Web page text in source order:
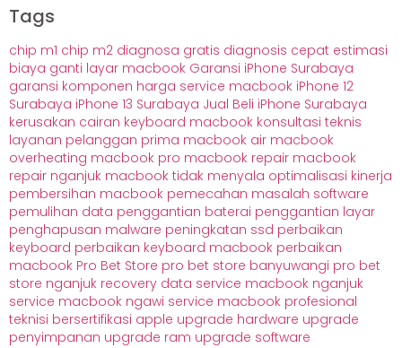
Tags
chip m1 chip m2 diagnosa gratis diagnosis cepat estimasi
biaya ganti layar macbook Garansi iPhone Surabaya
garansi komponen harga service macbook iPhone 12
Surabaya iPhone 13 Surabaya Jual Beli iPhone Surabaya
kerusakan cairan keyboard macbook konsultasi teknis
layanan pelanggan prima macbook air macbook
overheating macbook pro macbook repair macbook
repair nganjuk macbook tidak menyala optimalisasi kinerja
pembersihan macbook pemecahan masalah software
pemulihan data penggantian baterai penggantian layar
penghapusan malware peningkatan ssd perbaikan
keyboard perbaikan keyboard macbook perbaikan
macbook Pro Bet Store pro bet store banyuwangi pro bet
store nganjuk recovery data service macbook nganjuk
service macbook ngawi service macbook profesional
teknisi bersertifikasi apple upgrade hardware upgrade
penyimpanan upgrade ram upgrade software